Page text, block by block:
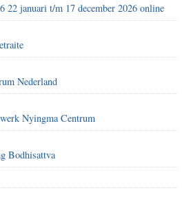
22 januari t/m 17 december 2026 online
Nederland
Nyingma Centrum
Bodhisattva